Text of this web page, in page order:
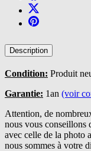
Description
Condition: Produit
Garantie: 1an (voir
Attention, de
nous vous conseillons
avec celle de la photo
nous sommes à votre